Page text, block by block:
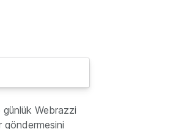
Webrazzi
göndermesini